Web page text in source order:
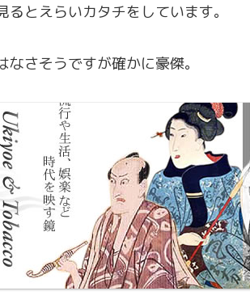
るとえらいカタチをしています。
なさそうですが確かに豪傑。